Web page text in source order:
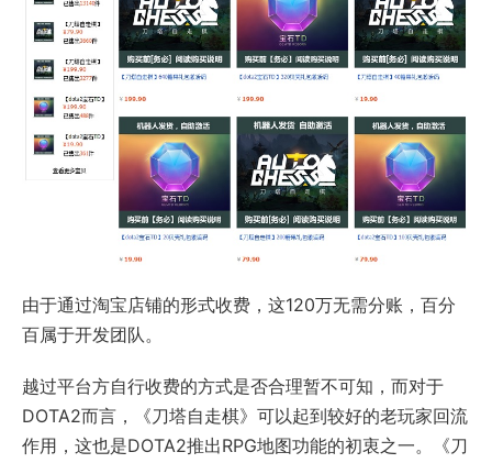
由于通过淘宝店铺的形式收费，这120万无需分账，百分
百属于开发团队。
越过平台方自行收费的方式是否合理暂不可知，而对于
DOTA2而言，《刀塔自走棋》可以起到较好的老玩家回流
作用，这也是DOTA2推出RPG地图功能的初衷之一。《刀